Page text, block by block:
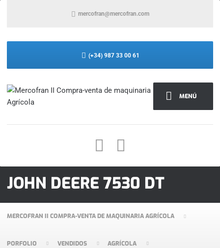
MENÚ
mercofran@mercofran.com
(+34) 987 33 00 61
JOHN DEERE 7530 DT
MERCOFRAN II COMPRA-VENTA DE MAQUINARIA AGRÍCOLA
PORFOLIO VENDIDOS AGRÍCOLA